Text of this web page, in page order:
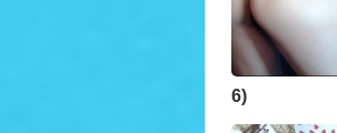
6)